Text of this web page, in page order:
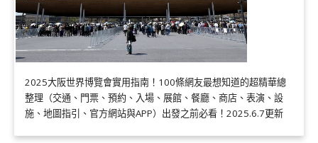
2025大阪世界博覽會實用指南！100條網友最想知道的超精華總
整理（交通、門票、預約、入場、展館、餐廳、商店、表演、設
施、地圖指引、官方網站與APP）出發之前必看！2025.6.7更新